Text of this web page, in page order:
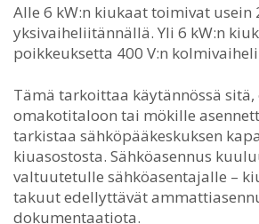
Alle 6 kW:n kiukaat toimivat usein
yksivaiheliitännällä. Yli 6 kW:n
poikkeuksetta 400 V:n
Tämä tarkoittaa käytännössä sitä,
omakotitaloon tai mökille
tarkistaa sähköpääkeskuksen
kiuasostosta. Sähköasennus
valtuutetulle sähköasentajalle –
takuut edellyttävät
dokumentaatiota.